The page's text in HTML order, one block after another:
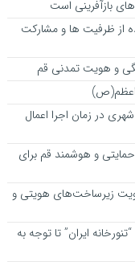
بازآفرینی است
از ظرفیت ها و مشارکت
و هویت تمدنی قم
اعظم(ص)
در زمان اجرا اعمال
و هوشمند قم برای
زیرساخت‌های هویتی و
ایران” تا توجه به